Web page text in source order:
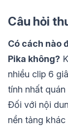
Câu hỏi
Có cách nào
Pika không?
nhiều clip 6
tính nhất
Đối với nội
nền tảng